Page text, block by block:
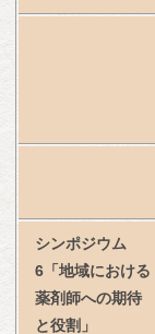
シンポジウム
6「地域における
薬剤師への期待
と役割」